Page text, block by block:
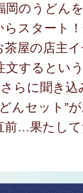
岡のうどん
らスタート
茶屋の店主
文するとい
らに聞き
んセット”
前…果たし